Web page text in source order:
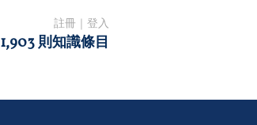
註冊 登入
1,903 則知識條目